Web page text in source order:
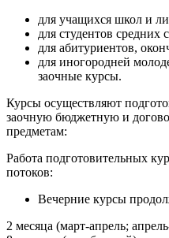
для учащихся школ и
для студентов
для абитуриентов,
для иногородней
заочные курсы.
Курсы осуществляют
заочную бюджетную и
предметам:
Работа подготовительных
потоков:
Вечерние курсы
2 месяца (март-апрель;